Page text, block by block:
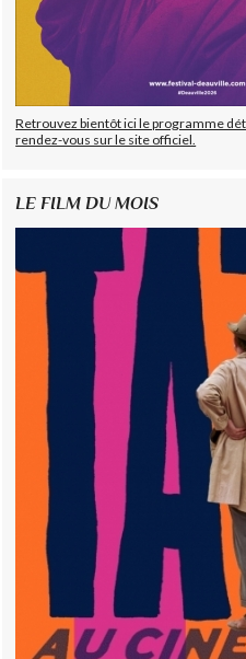
Retrouvez bientôt ici le programme
rendez-vous sur le site officiel.
LE FILM DU MOIS